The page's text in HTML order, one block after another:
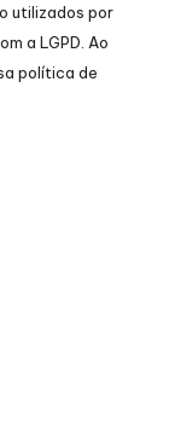
utilizados por
a LGPD . Ao
política de